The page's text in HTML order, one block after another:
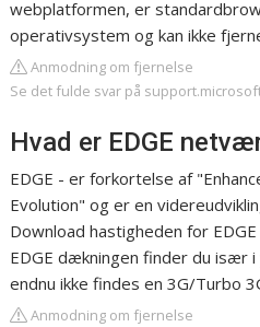
webplatformen, er
operativsystem og kan ikke
Anmodning om fjernelse
Se det fulde svar på
Hvad er EDGE
EDGE - er forkortelse af
Evolution" og er en
Download hastigheden for
EDGE dækningen finder du især
endnu ikke findes en 3G/Turbo
Anmodning om fjernelse